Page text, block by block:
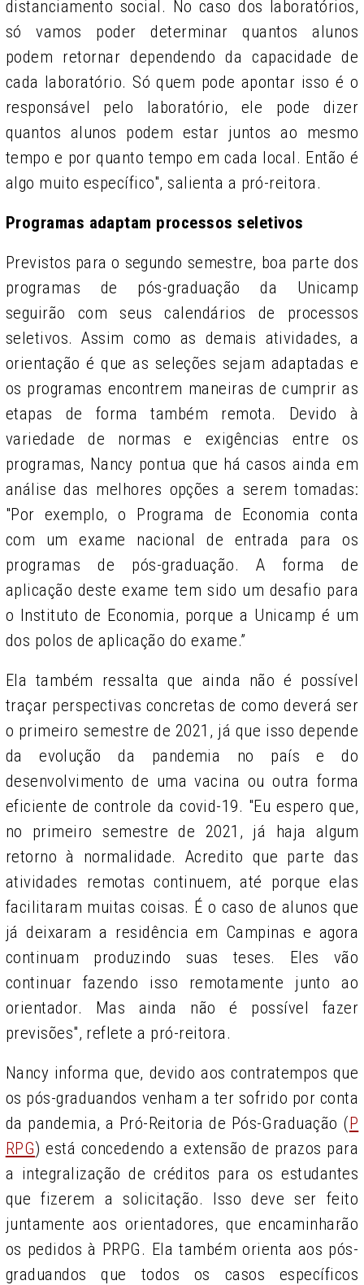
distanciamento social. No caso dos laboratórios,
só vamos poder determinar quantos alunos
podem retornar dependendo da capacidade de
cada laboratório. Só quem pode apontar isso é o
responsável pelo laboratório, ele pode dizer
quantos alunos podem estar juntos ao mesmo
tempo e por quanto tempo em cada local. Então é
algo muito específico", salienta a pró-reitora.
Programas adaptam processos seletivos
Previstos para o segundo semestre, boa parte dos
programas de pós-graduação da Unicamp
seguirão com seus calendários de processos
seletivos. Assim como as demais atividades, a
orientação é que as seleções sejam adaptadas e
os programas encontrem maneiras de cumprir as
etapas de forma também remota. Devido à
variedade de normas e exigências entre os
programas, Nancy pontua que há casos ainda em
análise das melhores opções a serem tomadas:
"Por exemplo, o Programa de Economia conta
com um exame nacional de entrada para os
programas de pós-graduação. A forma de
aplicação deste exame tem sido um desafio para
o Instituto de Economia, porque a Unicamp é um
dos polos de aplicação do exame.”
Ela também ressalta que ainda não é possível
traçar perspectivas concretas de como deverá ser
o primeiro semestre de 2021, já que isso depende
da evolução da pandemia no país e do
desenvolvimento de uma vacina ou outra forma
eficiente de controle da covid-19. "Eu espero que,
no primeiro semestre de 2021, já haja algum
retorno à normalidade. Acredito que parte das
atividades remotas continuem, até porque elas
facilitaram muitas coisas. É o caso de alunos que
já deixaram a residência em Campinas e agora
continuam produzindo suas teses. Eles vão
continuar fazendo isso remotamente junto ao
orientador. Mas ainda não é possível fazer
previsões", reflete a pró-reitora.
Nancy informa que, devido aos contratempos que
os pós-graduandos venham a ter sofrido por conta
da pandemia, a Pró-Reitoria de Pós-Graduação (P
RPG) está concedendo a extensão de prazos para
a integralização de créditos para os estudantes
que fizerem a solicitação. Isso deve ser feito
juntamente aos orientadores, que encaminharão
os pedidos à PRPG. Ela também orienta aos pós-
graduandos que todos os casos específicos